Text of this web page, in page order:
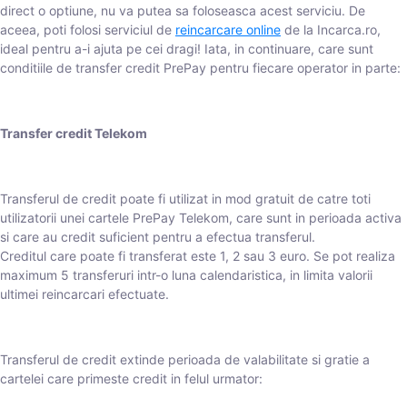
direct o optiune, nu va putea sa foloseasca acest serviciu. De
aceea, poti folosi serviciul de reincarcare online de la Incarca.ro,
ideal pentru a-i ajuta pe cei dragi! Iata, in continuare, care sunt
conditiile de transfer credit PrePay pentru fiecare operator in parte:
Transfer credit Telekom
Transferul de credit poate fi utilizat in mod gratuit de catre toti
utilizatorii unei cartele PrePay Telekom, care sunt in perioada activa
si care au credit suficient pentru a efectua transferul.
Creditul care poate fi transferat este 1, 2 sau 3 euro. Se pot realiza
maximum 5 transferuri intr-o luna calendaristica, in limita valorii
ultimei reincarcari efectuate.
Transferul de credit extinde perioada de valabilitate si gratie a
cartelei care primeste credit in felul urmator: